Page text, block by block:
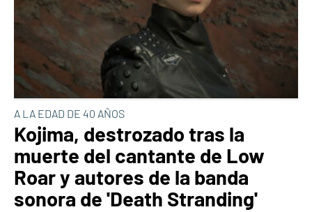
A LA EDAD DE 40 AÑOS
Kojima, destrozado tras la
muerte del cantante de Low
Roar y autores de la banda
sonora de 'Death Stranding'